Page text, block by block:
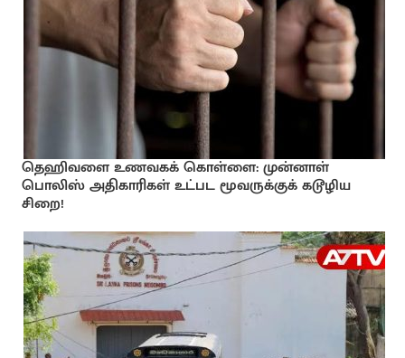
தெஹிவளை உணவகக் கொள்ளை: முன்னாள்
பொலிஸ் அதிகாரிகள் உட்பட மூவருக்குக் கடூழிய
சிறை!